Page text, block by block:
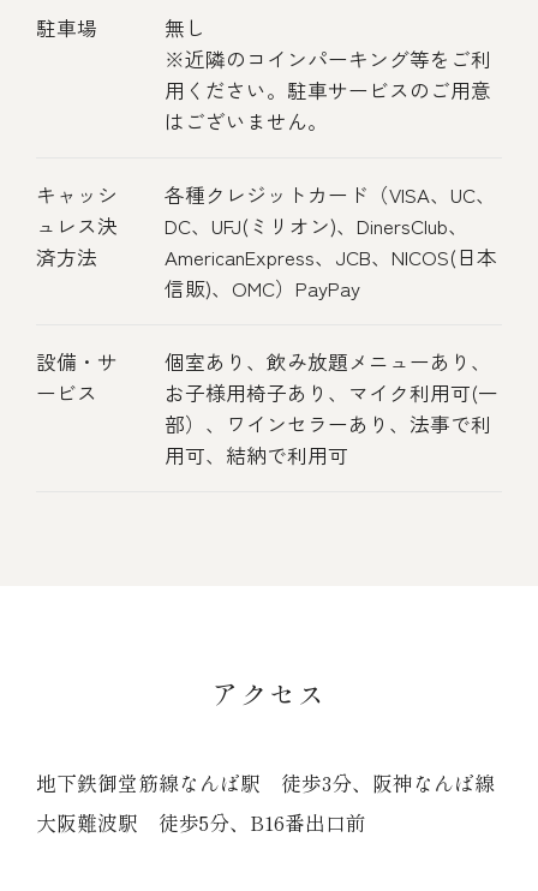
駐車場
無し
※近隣のコインパーキング等をご利
用ください。駐車サービスのご用意
はございません。
キャッシ
ュレス決
済方法
各種クレジットカード（VISA、UC、
DC、UFJ(ミリオン)、DinersClub、
AmericanExpress、JCB、NICOS(日本
信販)、OMC）PayPay
設備・サ
ービス
個室あり、飲み放題メニューあり、
お子様用椅子あり、マイク利用可(一
部）、ワインセラーあり、法事で利
用可、結納で利用可
アクセス
地下鉄御堂筋線なんば駅 徒歩3分、阪神なんば線
大阪難波駅 徒歩5分、B16番出口前